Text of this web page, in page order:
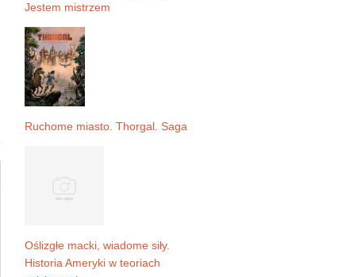
Jestem mistrzem
Ruchome miasto. Thorgal. Saga
Oślizgłe macki, wiadome siły.
Historia Ameryki w teoriach